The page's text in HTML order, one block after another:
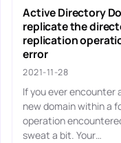
Active Directory
replicate the
replication
error
2021-11-28
If you ever encounter
new domain within a
operation
sweat a bit. Your…